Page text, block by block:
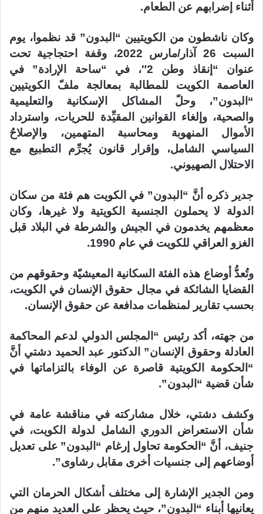
أثناء إضرابهم عن الطعام.
وكان ناشطون من الكويتيين “البدون” قد نظموا، يوم
السبت 26 آذار/مارس 2022، وقفة احتجاجية تحت
عنوان “إنقاذ وطن 2″، في “ساحة الإرادة” في
العاصمة الكويت للمطالبة بمعالجة ملفّ الكويتيين
“البدون”، وحلّ المشاكل الإسكانية والتعليمية
والصحية، وإلغاء القوانين المقيِّدة للحريات، واسترداد
الأموال المنهوبة ومحاسبة المتهمين، والإصلاحُ
السياسي الشامل، وإقرار قانون يُجرِّم التطبيع مع
الاحتلال الصهيوني.
جدير ذكره أنَّ “البدون” في الكويت هم فئة من سكان
الدولة لا يحملون الجنسية الكويتية ولا غيرها، وكان
معظمهم يخدمون في ​الجيش​ والشرطة في البلاد قبل
الغزو العراقي للكويت في عام 1990.
وتُعدُّ أوضاع هذه الفئة السكانية المعيشيّة وحقوقهم من
القضايا الشائكة في مجال حقوق الإنسان في الكويت،
بحسب تقارير لمنظمات مدافعة عن حقوق الإنسان.
من جهته، أكد رئيس “المجلس الدولي لدعم المحاكمة
العادلة وحقوق الإنسان” الدكتور عبد الحميد دشتي أنَّ
“الحكومة الكويتية قاصرة عن الوفاء بالتزاماتها في
شأن قضية “البدون”.
وكشف دشتي، خلال مشاركته في مناقشة عامة في
شأن الاستعراض الدوري الشامل لدولة الكويت، في
جنيف، أنَّ “الحكومة تحاول إرغام “البدون” على تعديل
أوضاعهم إلى جنسيات أخرى مقابل رشاوى”.
ومن الجدير الإشارة إلى مختلف أشكال الحرمان التي
يعانيها أبناء “البدون”، حيث يحظر على العديد منهم من